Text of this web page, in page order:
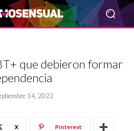
que debieron formar
14, 2022
X Pinterest